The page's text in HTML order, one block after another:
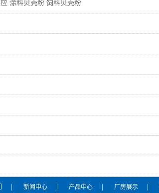
涂料贝壳粉 饲料贝壳粉
新闻中心 产品中心 厂房展示